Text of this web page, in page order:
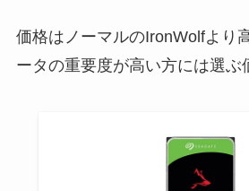
価格はノーマルのIronWolfより
ータの重要度が高い方には選ぶ